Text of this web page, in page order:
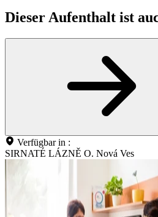
Dieser Aufenthalt ist
Verfügbar in :
SIRNATÉ LÁZNĚ O. Nová Ves